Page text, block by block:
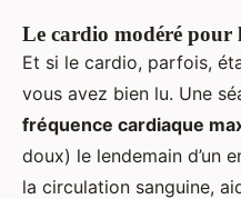
Le cardio modéré pour
Et si le cardio, parfois,
vous avez bien lu. Une
fréquence cardiaque
doux) le lendemain d’un
la circulation sanguine,